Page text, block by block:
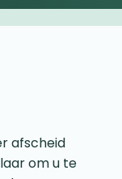
afscheid
om u te